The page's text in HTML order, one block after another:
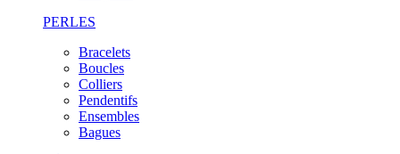
PERLES
Bracelets
Boucles
Colliers
Pendentifs
Ensembles
Bagues